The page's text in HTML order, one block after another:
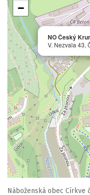
NO Český
V. Nezvala 43,
−
Náboženská obec Církve